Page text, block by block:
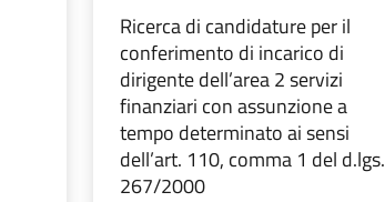
Ricerca di candidature per il
conferimento di incarico di
dirigente dell’area 2 servizi
finanziari con assunzione a
tempo determinato ai sensi
dell’art. 110, comma 1 del d.lgs.
267/2000